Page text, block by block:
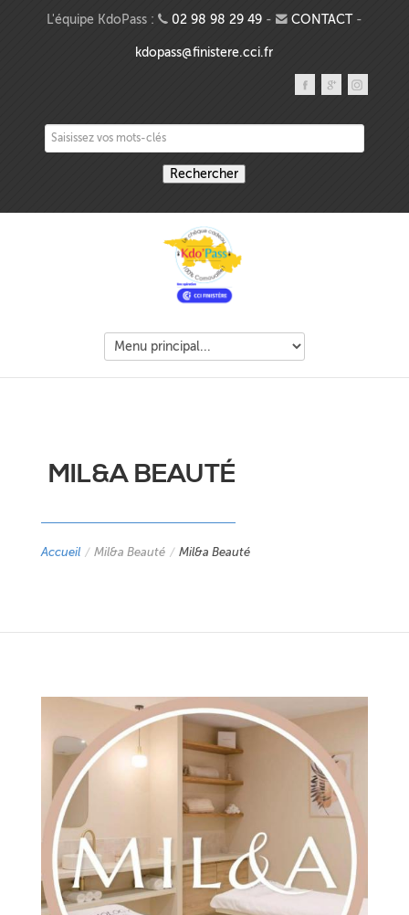
Aller au contenu principal
L'équipe KdoPass : 02 98 98 29 49- CONTACT-
kdopass@finistere.cci.fr
Saisissez vos mots-clés
MIL&A BEAUTÉ
Accueil / Mil&a Beauté / Mil&a Beauté